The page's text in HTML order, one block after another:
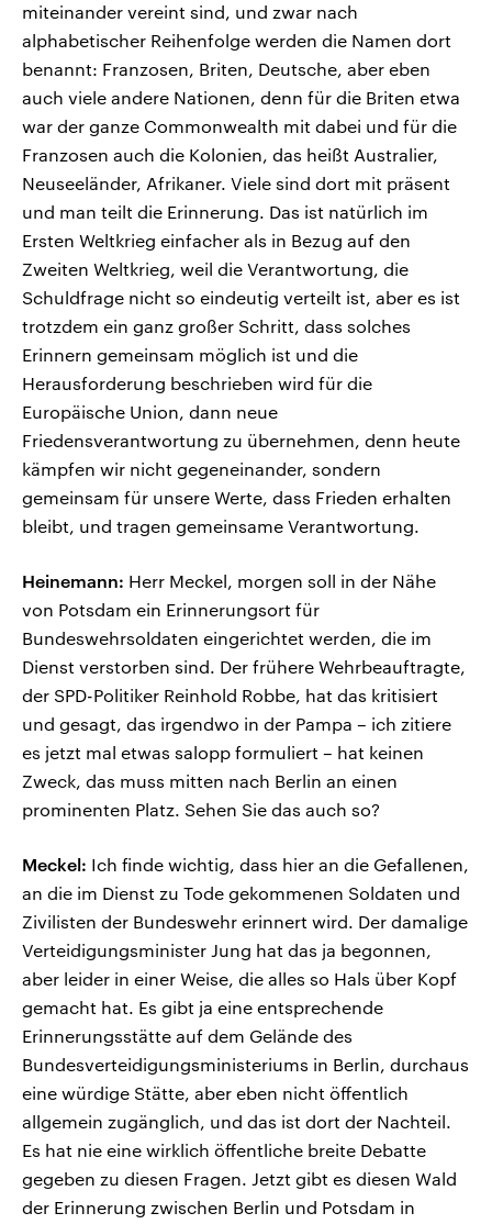
miteinander vereint sind, und zwar nach
alphabetischer Reihenfolge werden die Namen dort
benannt: Franzosen, Briten, Deutsche, aber eben
auch viele andere Nationen, denn für die Briten etwa
war der ganze Commonwealth mit dabei und für die
Franzosen auch die Kolonien, das heißt Australier,
Neuseeländer, Afrikaner. Viele sind dort mit präsent
und man teilt die Erinnerung. Das ist natürlich im
Ersten Weltkrieg einfacher als in Bezug auf den
Zweiten Weltkrieg, weil die Verantwortung, die
Schuldfrage nicht so eindeutig verteilt ist, aber es ist
trotzdem ein ganz großer Schritt, dass solches
Erinnern gemeinsam möglich ist und die
Herausforderung beschrieben wird für die
Europäische Union, dann neue
Friedensverantwortung zu übernehmen, denn heute
kämpfen wir nicht gegeneinander, sondern
gemeinsam für unsere Werte, dass Frieden erhalten
bleibt, und tragen gemeinsame Verantwortung.
Heinemann: Herr Meckel, morgen soll in der Nähe
von Potsdam ein Erinnerungsort für
Bundeswehrsoldaten eingerichtet werden, die im
Dienst verstorben sind. Der frühere Wehrbeauftragte,
der SPD-Politiker Reinhold Robbe, hat das kritisiert
und gesagt, das irgendwo in der Pampa – ich zitiere
es jetzt mal etwas salopp formuliert – hat keinen
Zweck, das muss mitten nach Berlin an einen
prominenten Platz. Sehen Sie das auch so?
Meckel: Ich finde wichtig, dass hier an die Gefallenen,
an die im Dienst zu Tode gekommenen Soldaten und
Zivilisten der Bundeswehr erinnert wird. Der damalige
Verteidigungsminister Jung hat das ja begonnen,
aber leider in einer Weise, die alles so Hals über Kopf
gemacht hat. Es gibt ja eine entsprechende
Erinnerungsstätte auf dem Gelände des
Bundesverteidigungsministeriums in Berlin, durchaus
eine würdige Stätte, aber eben nicht öffentlich
allgemein zugänglich, und das ist dort der Nachteil.
Es hat nie eine wirklich öffentliche breite Debatte
gegeben zu diesen Fragen. Jetzt gibt es diesen Wald
der Erinnerung zwischen Berlin und Potsdam in